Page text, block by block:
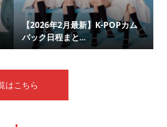
【2026年2月最新】K-POPカム
バック日程まと...
はこちら